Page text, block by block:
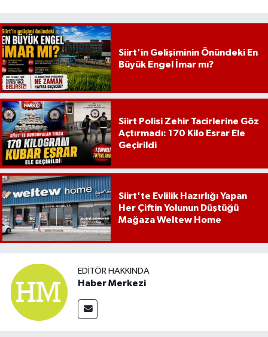
Siirt'in Gelişiminin Önündeki En
Büyük Engel İmar mı?
Siirt Polisi Zehir Tacirlerine Göz
Açtırmadı: 170 Kilo Esrar Ele
Geçirildi
Siirt'te Evlilik Hazırlığı Yapan
Her Çiftin Yolunun Düştüğü
Mağaza Weltew Home
EDITÖR HAKKINDA
Haber Merkezi